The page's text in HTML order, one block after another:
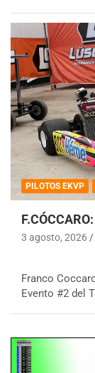
PILOTOS EKVP
3 agosto, 2026
Franco
Evento #2 del